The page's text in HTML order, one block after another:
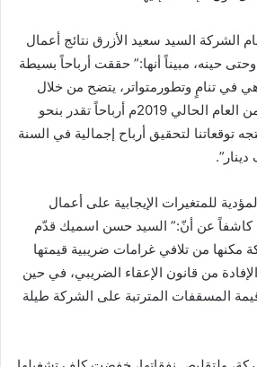
الشركة السيد سعيد الأزرق نتائج أعمال
حينه، مبيناً أنها:” حققت أرباحاً بسيطة
وهي في تنامٍ وتطورمتواتر، يتضح من خلال
تحقيقها في الربع الأول من العام الحالي 2019م أرباحاً تقدر بنحو
توقعاتنا لتحقيق أرباح إجمالية في السنة
للمتغيرات الإيجابية على أعمال
كاشفاً عن أنّ:” السيد حسن اسميك قدّم
من تلافي غرامات ضريبية قيمتها
الإفادة من قانون الإعقاء الضريبي، في حين
المسقفات المترتبة على الشركة طيلة